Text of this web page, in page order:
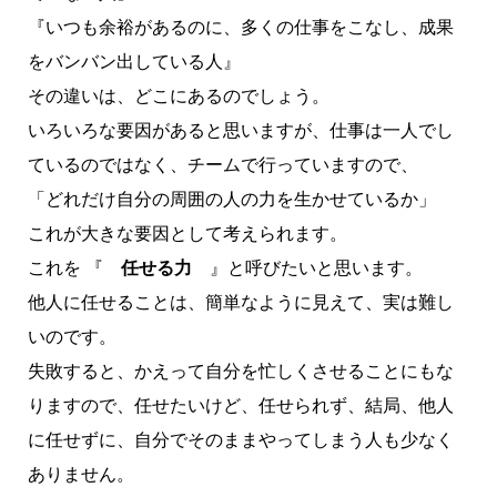
『いつも余裕があるのに、多くの仕事をこなし、成果
をバンバン出している人』
その違いは、どこにあるのでしょう。
いろいろな要因があると思いますが、仕事は一人でし
ているのではなく、チームで行っていますので、
「どれだけ自分の周囲の人の力を生かせているか」
これが大きな要因として考えられます。
これを 『 任せる力 』と呼びたいと思います。
他人に任せることは、簡単なように見えて、実は難し
いのです。
失敗すると、かえって自分を忙しくさせることにもな
りますので、任せたいけど、任せられず、結局、他人
に任せずに、自分でそのままやってしまう人も少なく
ありません。